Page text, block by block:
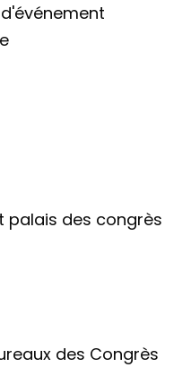
palais des congrès
des Congrès